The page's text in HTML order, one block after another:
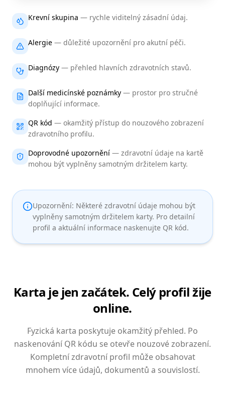
Krevní skupina — rychle viditelný zásadní údaj.
Alergie — důležité upozornění pro akutní péči.
Diagnózy — přehled hlavních zdravotních stavů.
Další medicínské poznámky — prostor pro stručné
doplňující informace.
QR kód — okamžitý přístup do nouzového zobrazení
zdravotního profilu.
Doprovodné upozornění — zdravotní údaje na kartě
mohou být vyplněny samotným držitelem karty.
Upozornění: Některé zdravotní údaje mohou být
vyplněny samotným držitelem karty. Pro detailní
profil a aktuální informace naskenujte QR kód.
Karta je jen začátek. Celý profil žije
online.
Fyzická karta poskytuje okamžitý přehled. Po
naskenování QR kódu se otevře nouzové zobrazení.
Kompletní zdravotní profil může obsahovat
mnohem více údajů, dokumentů a souvislostí.